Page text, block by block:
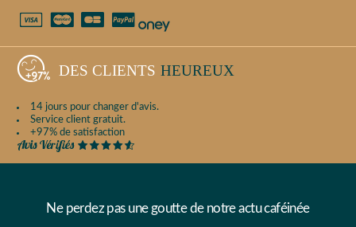
DES CLIENTS HEUREUX
14 jours pour changer d'avis.
Service client gratuit.
+97% de satisfaction
Ne perdez pas une goutte de notre actu caféinée